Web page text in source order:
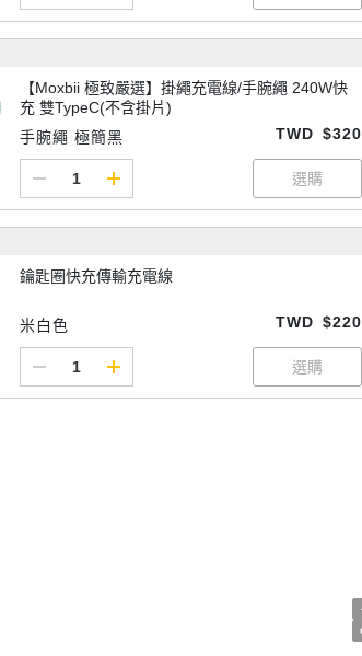
【Moxbii 極致嚴選】掛繩充電線/手腕繩 240W快
充 雙TypeC(不含掛片)
手腕繩 極簡黑
TWD $320
鑰匙圈快充傳輸充電線
米白色 TWD $220